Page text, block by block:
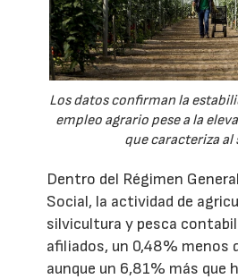
Los datos confirman la
empleo agrario pese a la
que caracteriza al
Dentro del Régimen
Social, la actividad de
silvicultura y pesca
afiliados, un 0,48% menos
aunque un 6,81% más que